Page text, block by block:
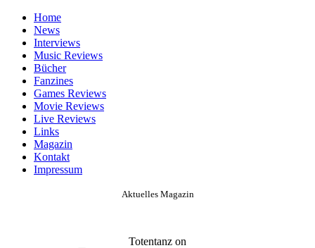
Home
News
Interviews
Music Reviews
Bücher
Fanzines
Games Reviews
Movie Reviews
Live Reviews
Links
Magazin
Kontakt
Impressum
Aktuelles Magazin
Totentanz on